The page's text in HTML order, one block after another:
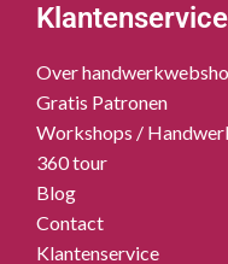
Klantenservice
Over
Gratis Patronen
Workshops /
360 tour
Blog
Contact
Klantenservice